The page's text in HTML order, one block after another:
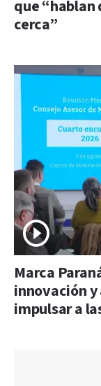
que “hablan
cerca”
Marca
innovación y
impulsar a